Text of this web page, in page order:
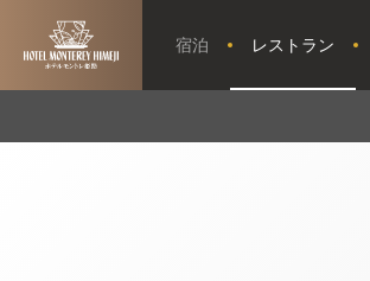
トランプラン
宿泊 レストラン